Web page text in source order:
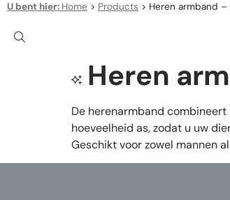
U bent hier: Home > Products > Heren armband
Heren
De herenarmband
hoeveelheid as, zodat u uw
Geschikt voor zowel mannen